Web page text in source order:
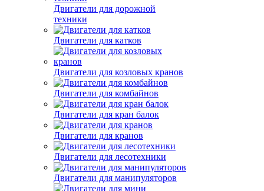
Двигатели для дорожной
техники
Двигатели для катков
Двигатели для козловых кранов
Двигатели для комбайнов
Двигатели для кран балок
Двигатели для кранов
Двигатели для лесотехники
Двигатели для манипуляторов